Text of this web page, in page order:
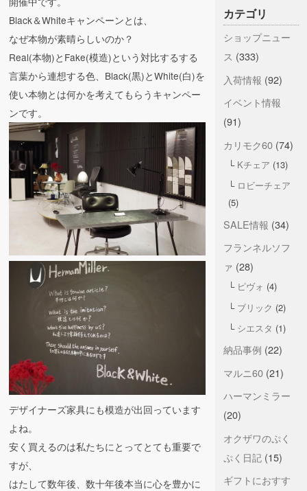
Black＆Whiteキャンペーンとは、
なぜ本物が素晴らしいのか？
Real(本物)とFake(模造)という対比するする
言葉から連想する色、Black(黒)とWhite(白)を
使い本物とは何かを考えてもらうキャンペー
ンです。
デザイナーズ家具にも模造が出回っています
よね。
安く買えるのは私たちにとってとても重要で
すが、
はたして数年後、数十年後本当に心を豊かに
カテゴリ
ショップニュー
ス (333)
入荷情報 (92)
イベント情報
(91)
カリモク60(74)
Kチェア (13)
ロビーチェア
(5)
SALE情報 (34)
フランネルソフ
ァ (28)
ピヴォ (4)
ブリック (2)
シエスタ (1)
納品事例 (22)
マルニ60(21)
ハーマンミラー
(20)
オクザワのぷく
ぷく日記(15)
ギフトにおすす